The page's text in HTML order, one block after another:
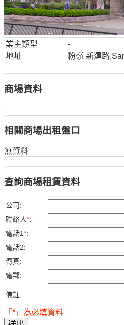
業主類型
-
地址
粉嶺 新運路
商場資料
相關商場出租盤口
無資料
查詢商場租賃資料
公司:
聯絡人*:
電話1*:
電話2:
傳真:
電郵:
備註:
「*」為必填資料